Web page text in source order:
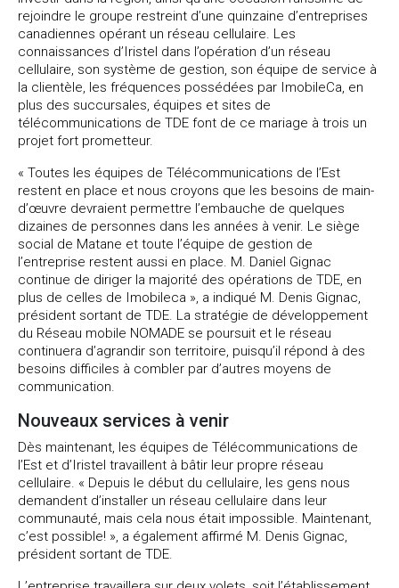
rejoindre le groupe restreint d’une quinzaine d’entreprises
canadiennes opérant un réseau cellulaire. Les
connaissances d’Iristel dans l’opération d’un réseau
cellulaire, son système de gestion, son équipe de service à
la clientèle, les fréquences possédées par ImobileCa, en
plus des succursales, équipes et sites de
télécommunications de TDE font de ce mariage à trois un
projet fort prometteur.
« Toutes les équipes de Télécommunications de l’Est
restent en place et nous croyons que les besoins de main-
d’œuvre devraient permettre l’embauche de quelques
dizaines de personnes dans les années à venir. Le siège
social de Matane et toute l’équipe de gestion de
l’entreprise restent aussi en place. M. Daniel Gignac
continue de diriger la majorité des opérations de TDE, en
plus de celles de Imobileca », a indiqué M. Denis Gignac,
président sortant de TDE. La stratégie de développement
du Réseau mobile NOMADE se poursuit et le réseau
continuera d’agrandir son territoire, puisqu’il répond à des
besoins difficiles à combler par d’autres moyens de
communication.
Nouveaux services à venir
Dès maintenant, les équipes de Télécommunications de
l’Est et d’Iristel travaillent à bâtir leur propre réseau
cellulaire. « Depuis le début du cellulaire, les gens nous
demandent d’installer un réseau cellulaire dans leur
communauté, mais cela nous était impossible. Maintenant,
c’est possible! », a également affirmé M. Denis Gignac,
président sortant de TDE.